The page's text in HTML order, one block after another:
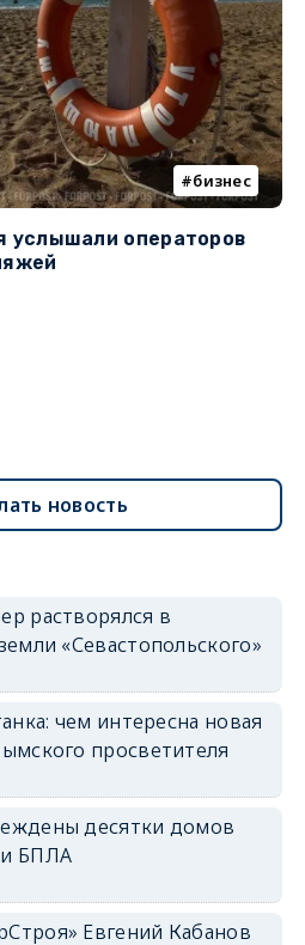
бизнес
услышали операторов
новость
растворялся в
«Севастопольского»
чем интересна новая
просветителя
десятки домов
БПЛА
Евгений Кабанов